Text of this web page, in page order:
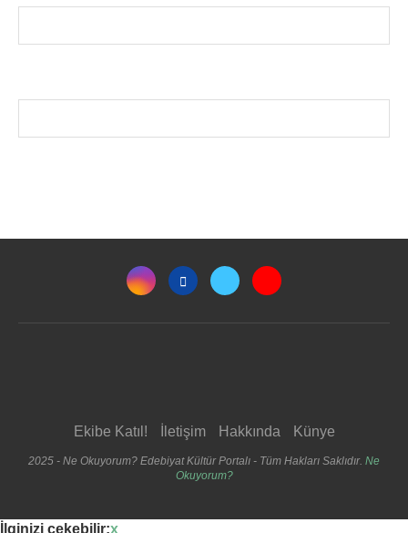
Ekibe Katıl! İletişim Hakkında Künye
2025 - Ne Okuyorum? Edebiyat Kültür Portalı - Tüm Hakları Saklıdır. Ne
Okuyorum?
İlginizi çekebilir:x